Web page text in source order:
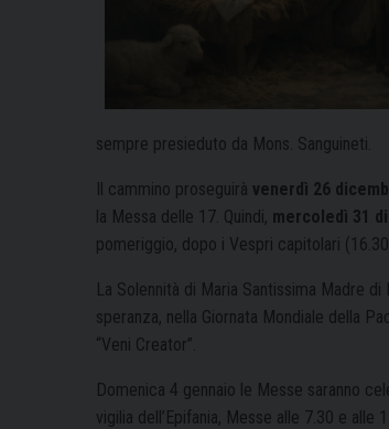
sempre presieduto da Mons. Sanguineti.
Il cammino proseguirà venerdì 26
la Messa delle 17. Quindi, mercoledì 31
pomeriggio, dopo i Vespri capitolari
La Solennità di Maria Santissima Madre di
speranza, nella Giornata Mondiale della
“Veni Creator”.
Domenica 4 gennaio le Messe saranno
vigilia dell’Epifania, Messe alle 7.30 e alle